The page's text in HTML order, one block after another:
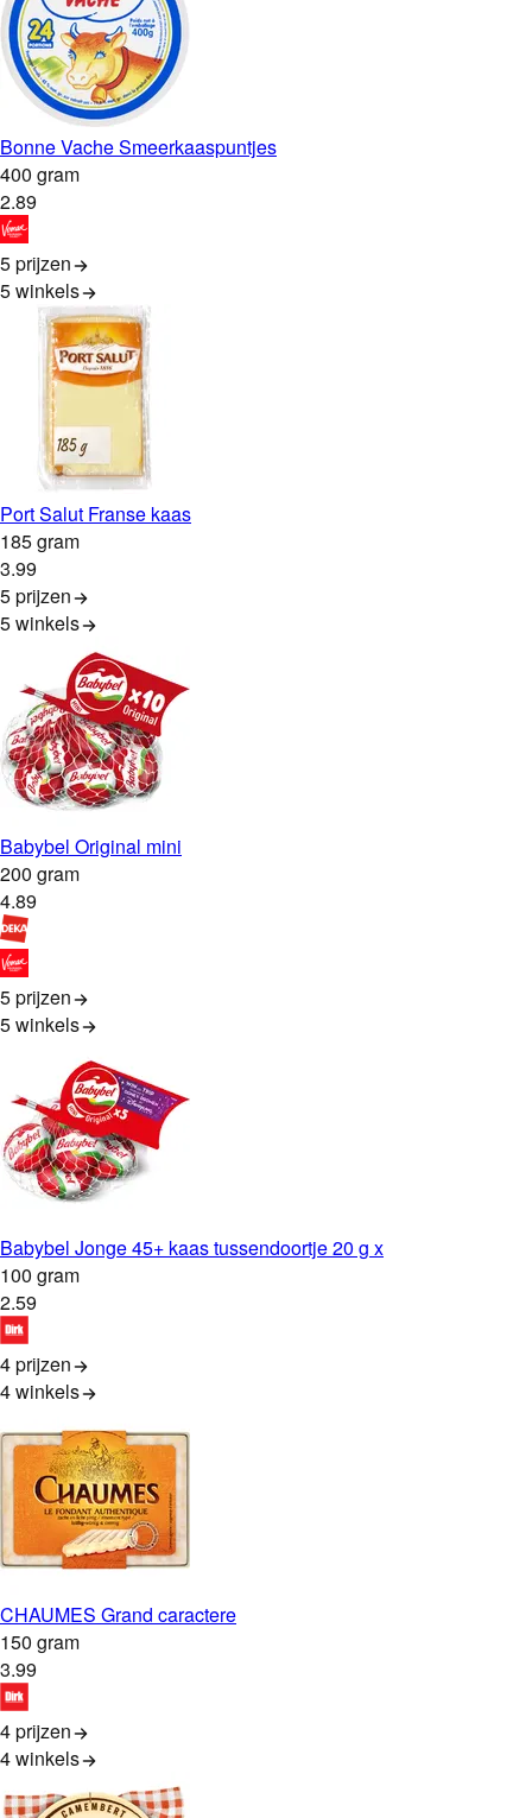
Bonne Vache Smeerkaaspuntjes
400 gram
2.89
5 prijzen
5winkels
Port Salut Franse kaas
185 gram
3.99
5 prijzen
5winkels
Babybel Original mini
200 gram
4.89
5 prijzen
5winkels
Babybel Jonge 45+ kaas tussendoortje 20 g x
100 gram
2.59
4 prijzen
4winkels
CHAUMES Grand caractere
150 gram
3.99
4 prijzen
4winkels